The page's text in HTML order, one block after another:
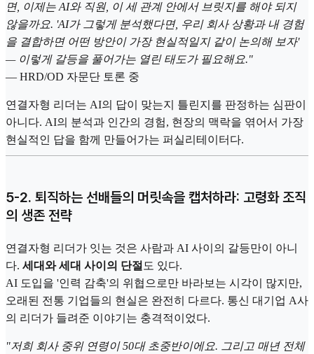
면, 이제는 AI와 직원, 이 세 관계 안에서 브릿지를 해야 되지
않을까요. 'AI가 그렇게 분석했다면, 우리 회사 상황과 내 경험
을 결합하면 어떤 방안이 가장 현실적일지 같이 논의해 보자'
— 이렇게 갈등을 풀어가는 열린 태도가 필요해요."
— HRD/OD 자문단 토론 중
연결자형 리더는 AI의 답이 맞는지 틀린지를 판정하는 심판이
아니다. AI의 분석과 인간의 경험, 현장의 맥락을 엮어서 가장
현실적인 답을 함께 만들어가는 퍼실리테이터다.
5-2. 퇴직하는 선배들의 머릿속을 캡처하라: 고령화 조직
의 생존 전략
연결자형 리더가 잇는 것은 사람과 AI 사이의 갈등만이 아니
다. 세대와 세대 사이의 단절 도 있다.
AI 도입을 '인력 감축'의 위협으로만 바라보는 시각이 많지만,
오래된 전통 기업들의 현실은 완전히 다르다. 통신 대기업 A사
의 리더가 들려준 이야기는 충격적이었다.
"저희 회사 중위 연령이 50대 초중반이에요. 그리고 매년 전체